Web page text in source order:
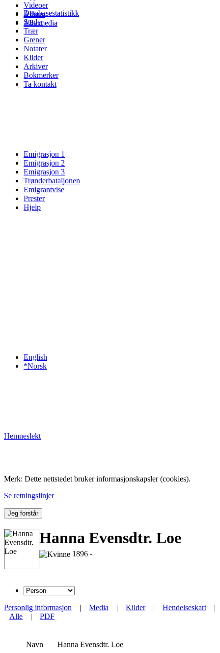
Videoer
Album
Alle media
Databasestatistikk
Steder
Trær
Grener
Notater
Kilder
Arkiver
Bokmerker
Ta kontakt
Emigrasjon 1
Emigrasjon 2
Emigrasjon 3
Trønderbataljonen
Emigrantvise
Prester
Hjelp
English
*Norsk
Hemneslekt
Merk: Dette nettstedet bruker informasjonskapsler (cookies).
Se retningslinjer
Jeg forstår
Hanna Evensdtr. Loe
1896 -
Personlig informasjon | Media | Kilder| Hendelseskart|
Alle | PDF
Navn Hanna Evensdtr. Loe